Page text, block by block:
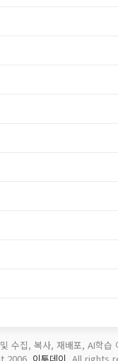
수집, 복사, 재배포, AI학습